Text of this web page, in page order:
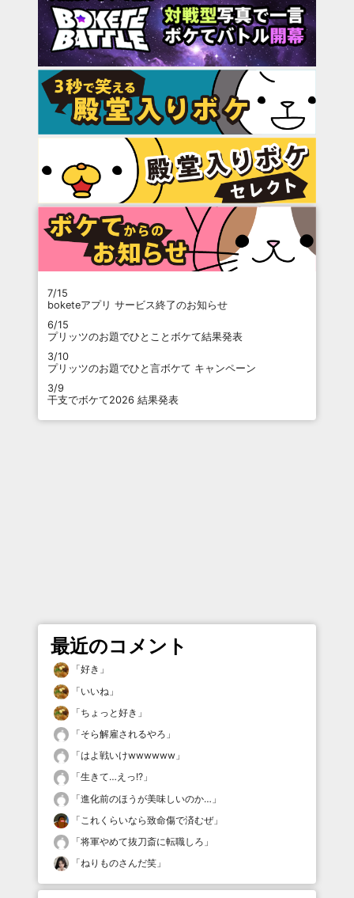
7/15
boketeアプリ サービス終了のお知らせ
6/15
プリッツのお題でひとことボケて結果発表
3/10
プリッツのお題でひと言ボケて キャンペーン
3/9
干支でボケて2026 結果発表
最近のコメント
「好き 」
「いいね 」
「ちょっと好き 」
「そら解雇されるやろ 」
「はよ戦いけwwwwww 」
「生きて…えっ!? 」
「進化前のほうが美味しいのか… 」
「 これくらいなら致命傷で済むぜ」
「将軍やめて抜刀斎に転職しろ 」
「ねりものさんだ笑 」